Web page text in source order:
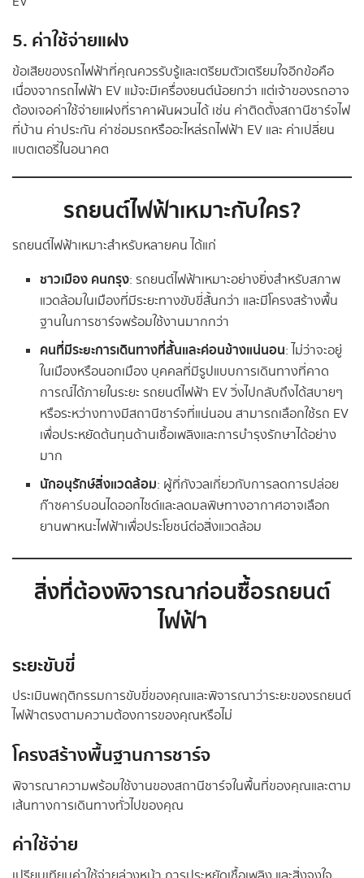
5. ค่าใช้จ่ายแฝง
ข้อเสียของรถไฟฟ้าที่คุณควรรับรู้และเตรียมตัวเตรียมใจอีกข้อคือ
เนื่องจากรถไฟฟ้า EV แม้จะมีเครื่องยนต์น้อยกว่า แต่เจ้าของรถอาจ
ต้องเจอค่าใช้จ่ายแฝงที่ราคาผันผวนได้ เช่น ค่าติดตั้งสถานีชาร์จไฟ
ที่บ้าน ค่าประกัน ค่าซ่อมรถหรืออะไหล่รถไฟฟ้า EV และ ค่าเปลี่ยน
แบตเตอรี่ในอนาคต
รถยนต์ไฟฟ้าเหมาะกับใคร?
รถยนต์ไฟฟ้าเหมาะสำหรับหลายคน ได้แก่
ชาวเมือง คนกรุง: รถยนต์ไฟฟ้าเหมาะอย่างยิ่งสำหรับสภาพ
แวดล้อมในเมืองที่มีระยะทางขับขี่สั้นกว่า และมีโครงสร้างพื้น
ฐานในการชาร์จพร้อมใช้งานมากกว่า
คนที่มีระยะการเดินทางที่สั้นและค่อนข้างแน่นอน: ไม่ว่าจะอยู่
ในเมืองหรือนอกเมือง บุคคลที่มีรูปแบบการเดินทางที่คาด
การณ์ได้ภายในระยะ รถยนต์ไฟฟ้า EV วิ่งไปกลับถึงได้สบายๆ
หรือระหว่างทางมีสถานีชาร์จที่แน่นอน สามารถเลือกใช้รถ EV
เพื่อประหยัดต้นทุนด้านเชื้อเพลิงและการบำรุงรักษาได้อย่าง
มาก
นักอนุรักษ์สิ่งแวดล้อม: ผู้ที่กังวลเกี่ยวกับการลดการปล่อย
ก๊าซคาร์บอนไดออกไซด์และลดมลพิษทางอากาศอาจเลือก
ยานพาหนะไฟฟ้าเพื่อประโยชน์ต่อสิ่งแวดล้อม
สิ่งที่ต้องพิจารณาก่อนซื้อรถยนต์
ไฟฟ้า
ระยะขับขี่
ประเมินพฤติกรรมการขับขี่ของคุณและพิจารณาว่าระยะของรถยนต์
ไฟฟ้าตรงตามความต้องการของคุณหรือไม่
โครงสร้างพื้นฐานการชาร์จ
พิจารณาความพร้อมใช้งานของสถานีชาร์จในพื้นที่ของคุณและตาม
เส้นทางการเดินทางทั่วไปของคุณ
ค่าใช้จ่าย